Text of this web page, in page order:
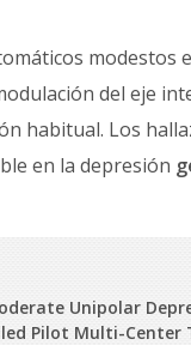
modestos
del eje
habitual. Los
en la depresión
Unipolar
Pilot Multi-Center